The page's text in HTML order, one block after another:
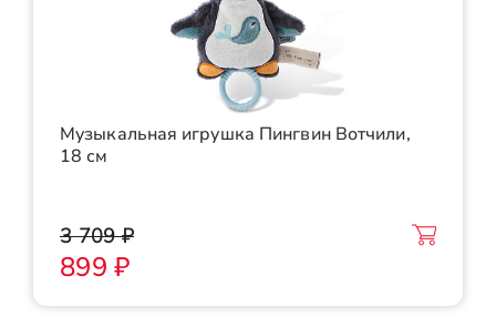
Музыкальная игрушка Пингвин Вотчили,
18 см
3 709 ₽
899 ₽